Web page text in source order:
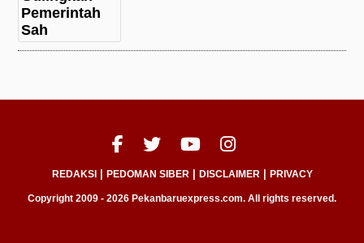
REDAKSI| PEDOMAN SIBER DISCLAIMER PRIVACY
Copyright 2009 - 2026 Pekanbaruexpress.com. All rights reserved.